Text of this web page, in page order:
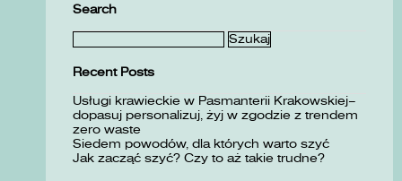
Search
Szukaj:
Recent Posts
Usługi krawieckie w Pasmanterii Krakowskiej–
dopasuj personalizuj, żyj w zgodzie z trendem
zero waste
Siedem powodów, dla których warto szyć
Jak zacząć szyć? Czy to aż takie trudne?